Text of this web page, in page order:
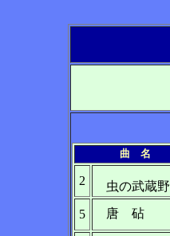
曲 名
2 虫の武蔵野
5 唐 砧